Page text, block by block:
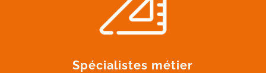
Spécialistes métier